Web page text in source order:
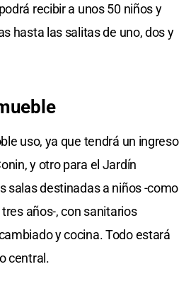
recibir a unos 50 niños y
hasta las salitas de uno, dos y
uso, ya que tendrá un ingreso
y otro para el Jardín
salas destinadas a niños -como
años-, con sanitarios
y cocina. Todo estará
central.